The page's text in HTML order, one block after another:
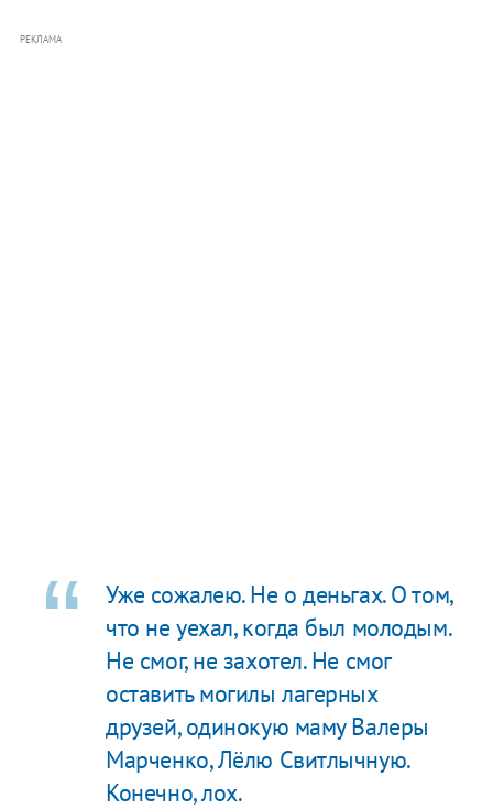
РЕКЛАМА
Уже сожалею. Не о деньгах. О том,
что не уехал, когда был молодым.
Не смог, не захотел. Не смог
оставить могилы лагерных
друзей, одинокую маму Валеры
Марченко, Лёлю Свитлычную.
Конечно, лох.